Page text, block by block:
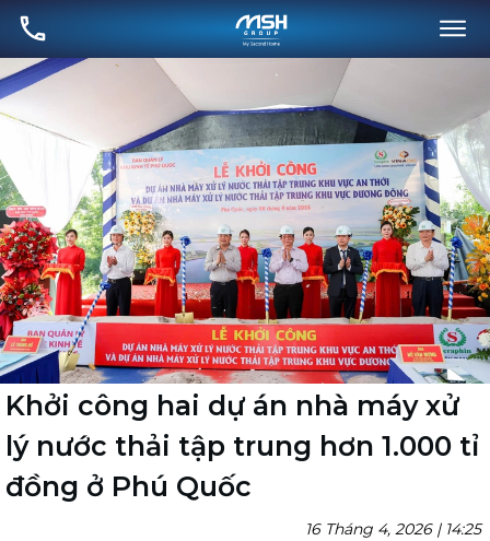
Khởi công hai dự án nhà máy xử
lý nước thải tập trung hơn 1.000 tỉ
đồng ở Phú Quốc
16 Tháng 4, 2026 | 14:25